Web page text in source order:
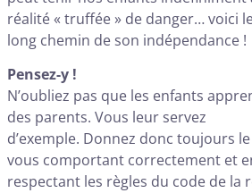
réalité « truffée » de danger… voici
long chemin de son indépendance !
Pensez-y !
N’oubliez pas que les enfants
des parents. Vous leur servez
d’exemple. Donnez donc toujours
vous comportant correctement et
respectant les règles du code de la